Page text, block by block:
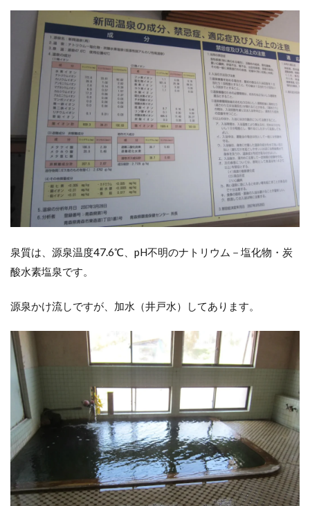
泉質は、源泉温度47.6℃、pH不明のナトリウム－塩化物・炭
酸水素塩泉です。
源泉かけ流しですが、加水（井戸水）してあります。